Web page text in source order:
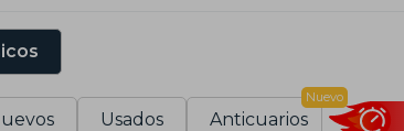
Usados Anticuarios
Nuevo